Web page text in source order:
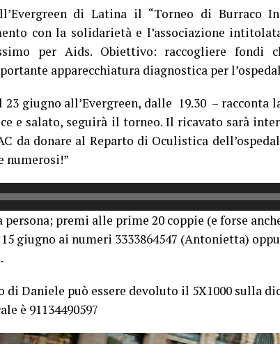
di Latina il “Torneo di Burraco
con la solidarietà e l’associazione
per Aids. Obiettivo: raccogliere fondi
apparecchiatura diagnostica per
23 giugno all’Evergreen, dalle 19.30 – racconta
e salato, seguirà il torneo. Il ricavato sarà
da donare al Reparto di Oculistica
numerosi!”
persona; premi alle prime 20 coppie (e forse
giugno ai numeri 3333864547 (Antonietta)
di Daniele può essere devoluto il 5X1000 sulla
è 91134490597